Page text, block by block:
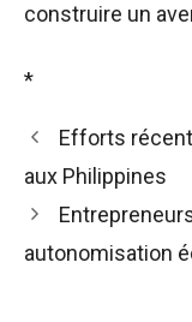
construire un
*
Efforts
aux Philippines
autonomisation